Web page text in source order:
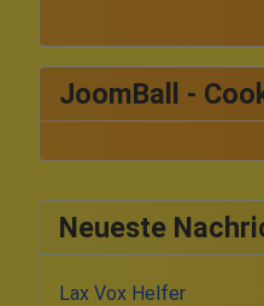
Neueste
Lax Vox Helfer
JoomBall -